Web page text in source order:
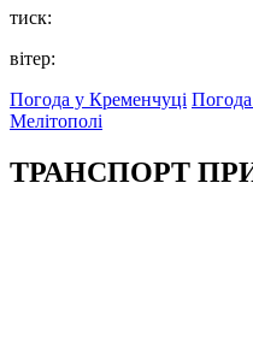
тиск:
вітер:
Погода у Кременчуці
Мелітополі
ТРАНСПОРТ